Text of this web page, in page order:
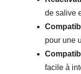
de salive
pour une
facile à